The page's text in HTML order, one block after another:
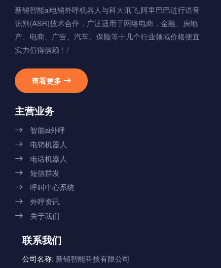
新销智能ai电销外呼机器人与科大讯飞,阿里巴巴进行语音
识别(ASR)技术合作，广泛适用于网络电商，金融、房地
产、电商、广告、汽车、保险等十几个行业领域价格便宜
实力值得信赖！/
查看更多 
主营业务
 智能ai外呼
 电销机器人
 电话机器人
 短信群发
 呼叫中心系统
 外呼资讯
 关于我们
联系我们
公司名称: 新销智能科技有限公司